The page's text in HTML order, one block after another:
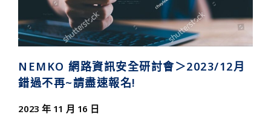
NEMKO 網路資訊安全研討會＞2023/12月
錯過不再~請盡速報名!
2023 年 11 月 16 日